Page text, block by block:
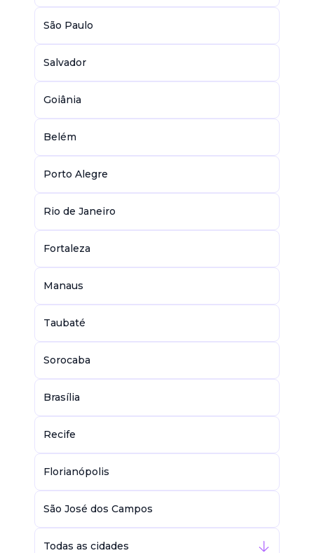
São Paulo
Salvador
Goiânia
Belém
Porto Alegre
Rio de Janeiro
Fortaleza
Manaus
Taubaté
Sorocaba
Brasília
Recife
Florianópolis
São José dos Campos
Todas as cidades